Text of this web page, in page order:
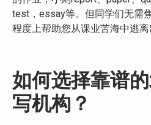
test，essay等。但同学们无需
程度上帮助您从课业苦海中逃离
如何选择靠谱
写机构 ？